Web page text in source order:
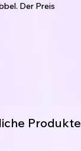
Der Preis
Produkte